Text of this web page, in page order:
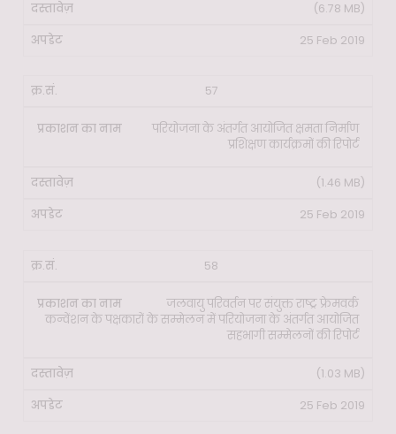
(6.78 MB)
25 Feb 2019
57
परियोजना के अंतर्गत आयोजित क्षमता निर्माण
प्रशिक्षण कार्यक्रमों की रिपोर्ट
(1.46 MB)
25 Feb 2019
58
जलवायु परिवर्तन पर संयुक्त राष्ट्र फ्रेमवर्क
कन्वेंशन के पक्षकारों के सम्मेलन में परियोजना के अंतर्गत आयोजित
सहभागी सम्मेलनों की रिपोर्ट
(1.03 MB)
25 Feb 2019